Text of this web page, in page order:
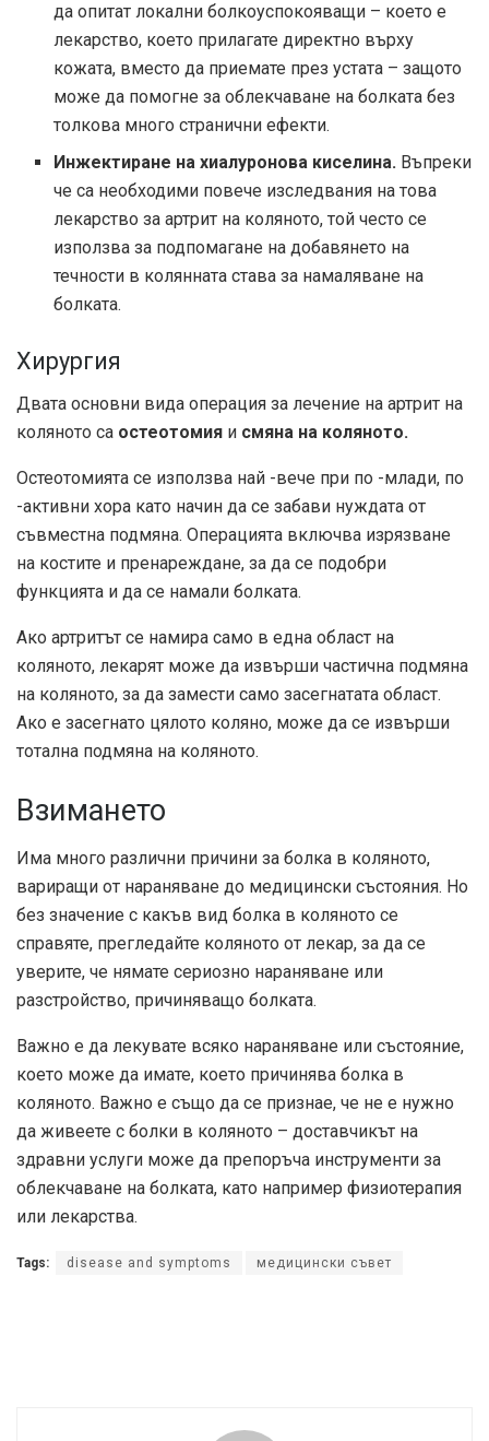
да опитат локални болкоуспокояващи – което е
лекарство, което прилагате директно върху
кожата, вместо да приемате през устата – защото
може да помогне за облекчаване на болката без
толкова много странични ефекти.
Инжектиране на хиалуронова киселина. Въпреки
че са необходими повече изследвания на това
лекарство за артрит на коляното, той често се
използва за подпомагане на добавянето на
течности в колянната става за намаляване на
болката.
Хирургия
Двата основни вида операция за лечение на артрит на
коляното са остеотомия и смяна на коляното.
Остеотомията се използва най -вече при по -млади, по
-активни хора като начин да се забави нуждата от
съвместна подмяна. Операцията включва изрязване
на костите и пренареждане, за да се подобри
функцията и да се намали болката.
Ако артритът се намира само в една област на
коляното, лекарят може да извърши частична подмяна
на коляното, за да замести само засегнатата област.
Ако е засегнато цялото коляно, може да се извърши
тотална подмяна на коляното.
Взимането
Има много различни причини за болка в коляното,
вариращи от нараняване до медицински състояния. Но
без значение с какъв вид болка в коляното се
справяте, прегледайте коляното от лекар, за да се
уверите, че нямате сериозно нараняване или
разстройство, причиняващо болката.
Важно е да лекувате всяко нараняване или състояние,
което може да имате, което причинява болка в
коляното. Важно е също да се признае, че не е нужно
да живеете с болки в коляното – доставчикът на
здравни услуги може да препоръча инструменти за
облекчаване на болката, като например физиотерапия
или лекарства.
Tags: disease and symptoms медицински съвет